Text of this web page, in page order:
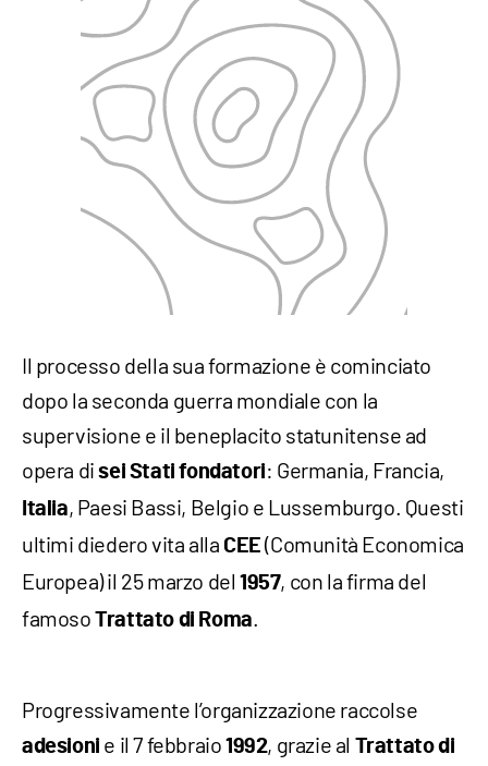
Il processo della sua formazione è cominciato
dopo la seconda guerra mondiale con la
supervisione e il beneplacito statunitense ad
opera disei Stati fondatori: Germania, Francia,
Italia, Paesi Bassi, Belgio e Lussemburgo. Questi
ultimi diedero vita alla CEE (Comunità Economica
Europea) il 25 marzo del1957, con la firma del
famosoTrattato di Roma
Progressivamente l’organizzazione raccolse
adesioni e il 7 febbraio1992, grazie al Trattato di